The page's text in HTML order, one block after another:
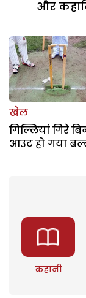
और
खेल
गिल्लियां गिरे
आउट हो गया
कहानी